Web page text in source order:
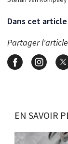
Dans cet article
Partager l'article
EN SAVOIR